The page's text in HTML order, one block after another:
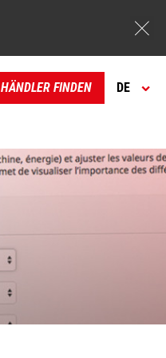
HÄNDLER FINDEN DE